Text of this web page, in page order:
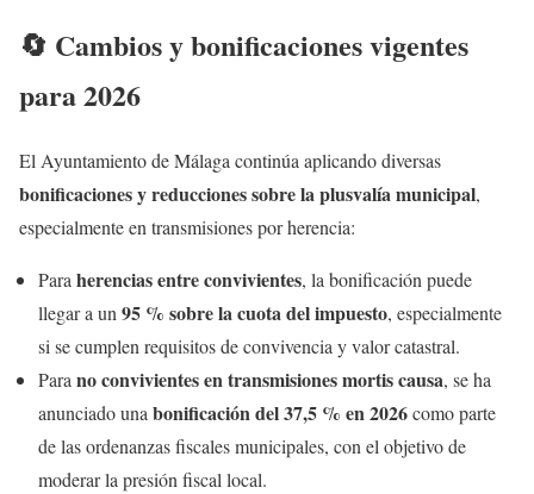
🔄 Cambios y bonificaciones vigentes
para 2026
El Ayuntamiento de Málaga continúa aplicando diversas
bonificaciones y reducciones sobre la plusvalía municipal,
especialmente en transmisiones por herencia:
Para herencias entre convivientes, la bonificación puede
llegar a un 95 % sobre la cuota del impuesto, especialmente
si se cumplen requisitos de convivencia y valor catastral.
Para no convivientes en transmisiones mortis causa, se ha
anunciado una bonificación del 37,5 % en 2026como parte
de las ordenanzas fiscales municipales, con el objetivo de
moderar la presión fiscal local.